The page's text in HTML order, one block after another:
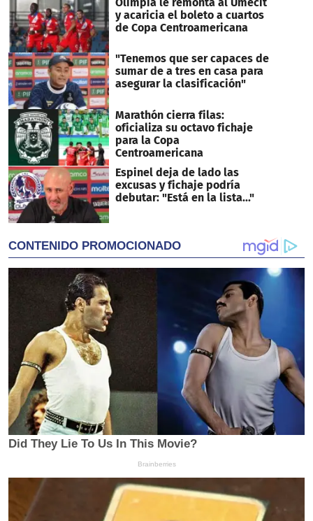
y acaricia el boleto a cuartos
de Copa Centroamericana
"Tenemos que ser capaces de
sumar de a tres en casa para
asegurar la clasificación"
Marathón cierra filas:
oficializa su octavo fichaje
para la Copa
Centroamericana
Espinel deja de lado las
excusas y fichaje podría
debutar: "Está en la lista..."